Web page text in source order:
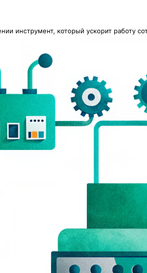
инструмент, который ускорит работу